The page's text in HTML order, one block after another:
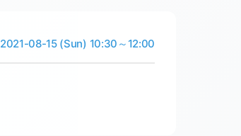
2021-08-15 (Sun) 10:30～12:00